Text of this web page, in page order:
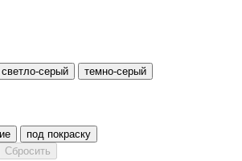
светло-серый темно-серый
под покраску
Сбросить